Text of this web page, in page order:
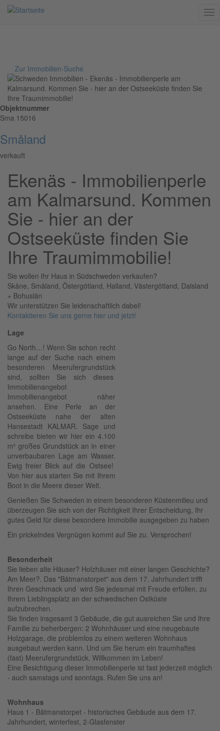
Direkt
zum
Inhalt
Zur Immobilien-Suche
Objektnummer
Sma 15016
Småland
verkauft
Ekenäs - Immobilienperle
am Kalmarsund. Kommen
Sie - hier an der
Ostseeküste finden Sie
Ihre Traumimmobilie!
Sie wollen Ihr Haus in Südschweden verkaufen?
Skåne, Småland, Östergötland, Halland, Västergötland, Dalsland
+ Bohuslän
Wir unterstützen Sie leidenschaftlich dabei!
Kontaktieren Sie uns gerne hier und jetzt!
Lage
Go North…! Wenn Sie schon recht
lange auf der Suche nach einem
besonderen Meerufergrundstück
sind, sollten Sie sich dieses
Immobilienangebot
Immobilienangebot näher
ansehen. Eine Perle an der
Ostseeküste nahe der alten
Hansestadt KALMAR. Sage und
schreibe bieten wir hier ein 4.100
m² großes Grundstück an in einer
unverbaubaren Lage am Wasser.
Ewig freier Blick auf die Ostsee!
Von hier aus starten Sie mit Ihrem
Boot in die Meere dieser Welt.
Genießen Sie Schweden in einem besonderen Küstenmilieu und
überzeugen Sie sich von der Richtigkeit Ihrer Entscheidung, Ihr
gutes Geld für diese besondere Immobilie ausgegeben zu haben
Ein prickelndes Vergnügen kommt auf Sie zu. Versprochen!
Besonderheit
Sie lieben alte Häuser? Holzhäuser mit einer langen Geschichte?
Am Meer?. Das "Båtmanstorpet" aus dem 17. Jahrhundert trifft
Ihren Geschmack und wird Sie jedesmal mit Freude erfüllen, zu
Ihrem Lieblingsplatz an der schwedischen Ostküste
aufzubrechen.
Sie finden insgesamt 3 Gebäude, die gut ausreichen Sie und Ihre
Familie zu beherbergen: 2 Wohnhäuser und eine neugebaute
Holzgarage, die problemlos zu einem weiteren Wohnhaus
ausgebaut werden kann. Und um Sie herum ein traumhaftes
(fast) Meerufergrundstück. Willkommen im Leben!
Eine Besichtigung dieser Immobilienperle ist fast jederzeit möglich
- auch samstags und sonntags. Rufen Sie uns an!
Wohnhaus
Haus 1 - Båtmanstorpet - historisches Gebäude aus dem 17.
Jahrhundert, winterfest, 2-Glasfenster